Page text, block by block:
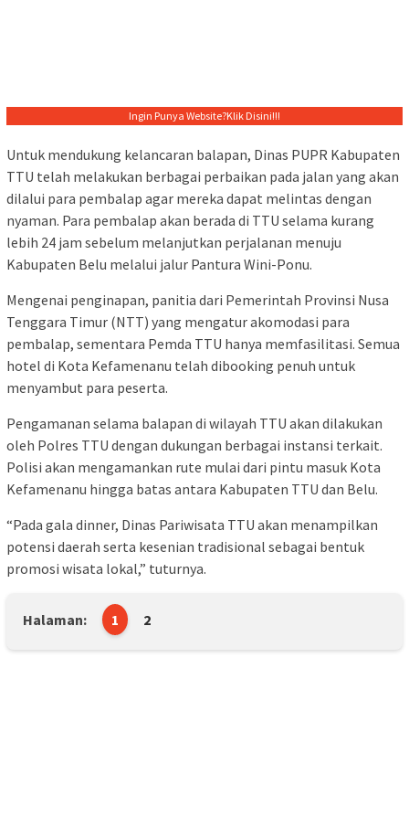
Ingin Punya Website?Klik Disini!!!
Untuk mendukung kelancaran balapan, Dinas PUPR Kabupaten
TTU telah melakukan berbagai perbaikan pada jalan yang akan
dilalui para pembalap agar mereka dapat melintas dengan
nyaman. Para pembalap akan berada di TTU selama kurang
lebih 24 jam sebelum melanjutkan perjalanan menuju
Kabupaten Belu melalui jalur Pantura Wini-Ponu.
Mengenai penginapan, panitia dari Pemerintah Provinsi Nusa
Tenggara Timur (NTT) yang mengatur akomodasi para
pembalap, sementara Pemda TTU hanya memfasilitasi. Semua
hotel di Kota Kefamenanu telah dibooking penuh untuk
menyambut para peserta.
Pengamanan selama balapan di wilayah TTU akan dilakukan
oleh Polres TTU dengan dukungan berbagai instansi terkait.
Polisi akan mengamankan rute mulai dari pintu masuk Kota
Kefamenanu hingga batas antara Kabupaten TTU dan Belu.
“Pada gala dinner, Dinas Pariwisata TTU akan menampilkan
potensi daerah serta kesenian tradisional sebagai bentuk
promosi wisata lokal,” tuturnya.
Halaman: 1 2